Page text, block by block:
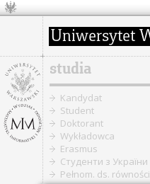
studia
Kandydat
Student
Doktorant
Wykładowca
Erasmus
Cтуденти з України
Pełnom. ds. równości